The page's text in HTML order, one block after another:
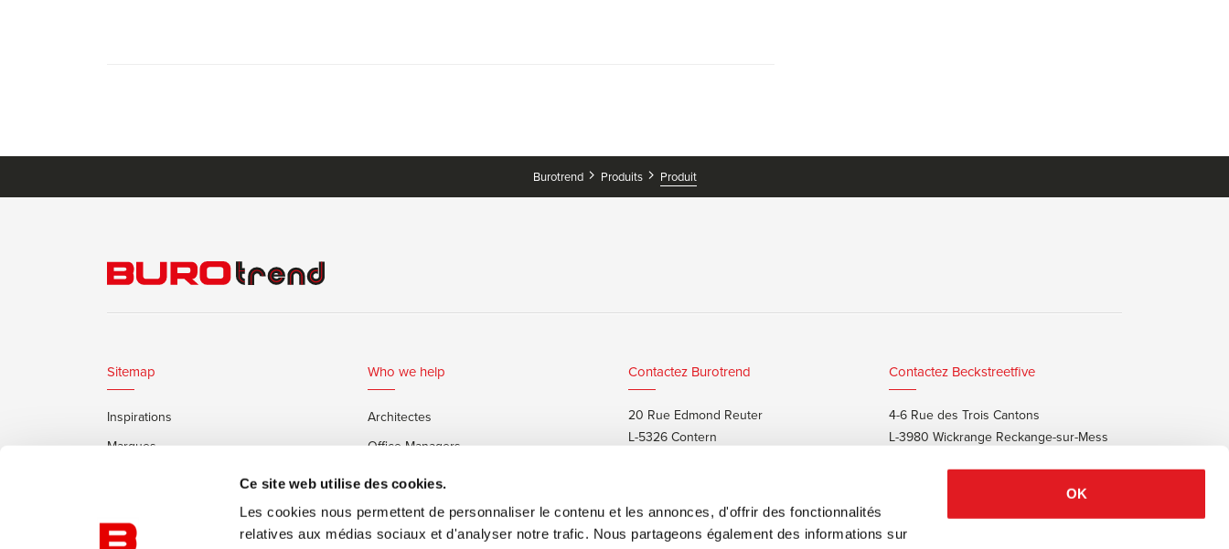
Ce site web utilise des cookies.
Les cookies nous permettent de personnaliser le contenu et les annonces, d'offrir des fonctionnalités
relatives aux médias sociaux et d'analyser notre trafic. Nous partageons également des informations sur
OK
Burotrend Produits Produit
Sitemap
Inspirations
Marques
Cabines Insonorisées Framery
Who we help
Architectes
Office Managers
Clients privés
Contactez Burotrend
20 Rue Edmond Reuter
L-5326 Contern
Contactez Beckstreetfive
4-6 Rue des Trois Cantons
L-3980 Wickrange Reckange-sur-Mess
+352 48 25 68 55